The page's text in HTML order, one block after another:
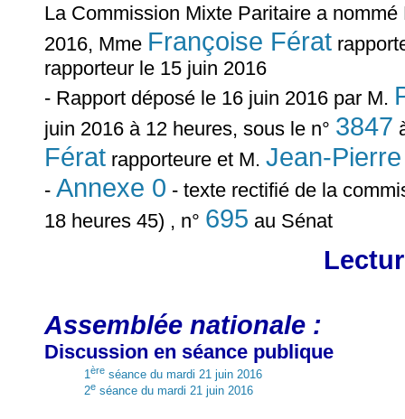
La Commission Mixte Paritaire a
2016, Mme Françoise Férat
rapporteur le 15 juin 2016
- Rapport déposé le 16 juin 2016 par M.
juin 2016 à 12 heures, sous le n° 3847
Férat rapporteure et M. Jean-
- Annexe 0 - texte rectifié de la
18 heures 45) , n° 695 au Sénat
Assemblée nationale :
Discussion en séance publique
1ère séance du mardi 21 juin 2016
2e séance du mardi 21 juin 2016